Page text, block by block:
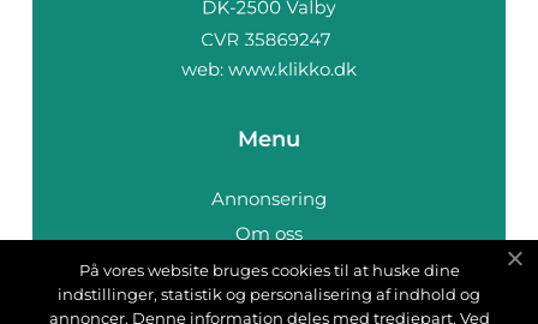
web: www.klikko.dk
Menu
Annonsering
Om oss
Cookies
Kontakta oss
På vores website bruges cookies til at huske dine
indstillinger, statistik og personalisering af indhold og
annoncer. Denne information deles med tredjepart. Ved